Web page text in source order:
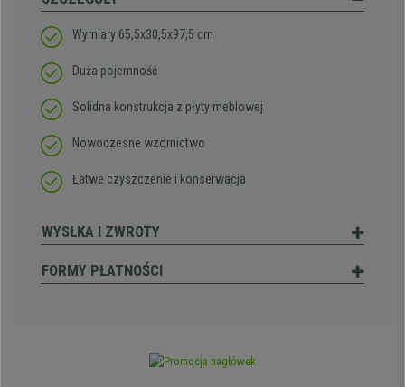
Wymiary 65,5x30,5x97,5 cm
Duża pojemność
Solidna konstrukcja z płyty meblowej
Nowoczesne wzornictwo
Łatwe czyszczenie i konserwacja
WYSŁKA I ZWROTY
FORMY PŁATNOŚCI